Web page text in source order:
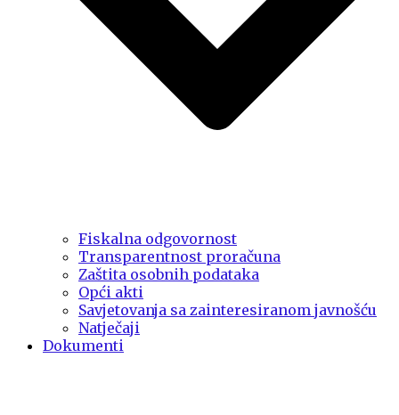
Fiskalna odgovornost
Transparentnost proračuna
Zaštita osobnih podataka
Opći akti
Savjetovanja sa zainteresiranom javnošću
Natječaji
Dokumenti